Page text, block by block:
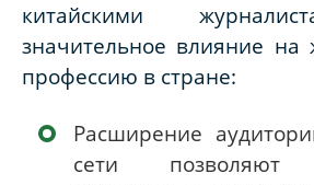
китайскими
значительное влияние на
профессию в стране:
Расширение
сети позволяют